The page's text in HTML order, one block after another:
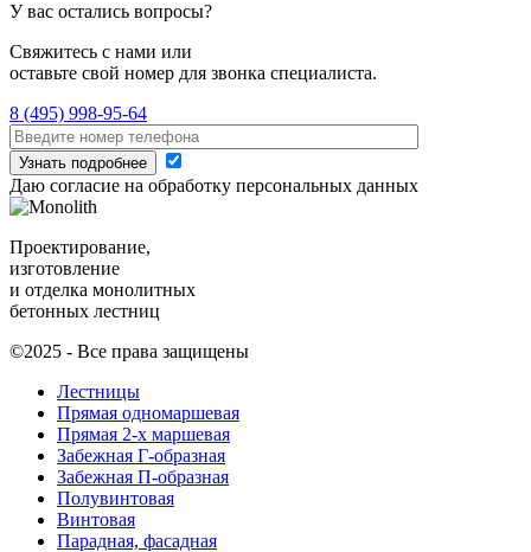
У вас остались вопросы?
Свяжитесь с нами или
оставьте свой номер для звонка специалиста.
8 (495) 998-95-64
Даю согласие на обработку персональных данных
Проектирование,
изготовление
и отделка монолитных
бетонных лестниц
©2025 - Все права защищены
Лестницы
Прямая одномаршевая
Прямая 2-х маршевая
Забежная Г-образная
Забежная П-образная
Полувинтовая
Винтовая
Парадная, фасадная